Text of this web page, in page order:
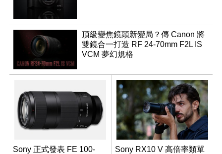
頂級變焦鏡頭新變局？傳 Canon 將
雙鏡合一打造 RF 24-70mm F2L IS
VCM 夢幻規格
Sony 正式發表 FE 100-
Sony RX10 V 高倍率類單